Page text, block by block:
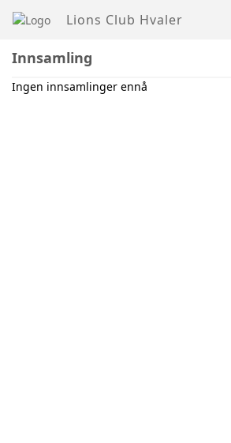
Lions Club Hvaler
Innsamling
Ingen innsamlinger ennå